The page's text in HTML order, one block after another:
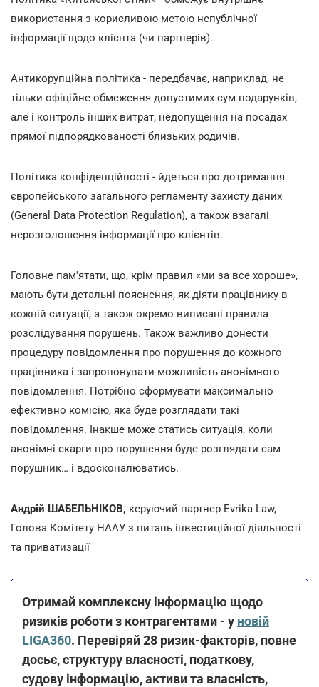
використання з корисливою метою непублічної
інформації щодо клієнта (чи партнерів).
Антикорупційна політика - передбачає, наприклад, не
тільки офіційне обмеження допустимих сум подарунків,
але і контроль інших витрат, недопущення на посадах
прямої підпорядкованості близьких родичів.
Політика конфіденційності - йдеться про дотримання
європейського загального регламенту захисту даних
(General Data Protection Regulation), а також взагалі
нерозголошення інформації про клієнтів.
Головне пам'ятати, що, крім правил «ми за все хороше»,
мають бути детальні пояснення, як діяти працівнику в
кожній ситуації, а також окремо виписані правила
розслідування порушень. Також важливо донести
процедуру повідомлення про порушення до кожного
працівника і запропонувати можливість анонімного
повідомлення. Потрібно сформувати максимально
ефективно комісію, яка буде розглядати такі
повідомлення. Інакше може статись ситуація, коли
анонімні скарги про порушення буде розглядати сам
порушник… і вдосконалюватись.
Андрій ШАБЕЛЬНІКОВ, керуючий партнер Evrika Law,
Голова Комітету НААУ з питань інвестиційної діяльності
та приватизації
Отримай комплексну інформацію щодо
ризиків роботи з контрагентами - у новій
LIGA360. Перевіряй 28 ризик-факторів, повне
досьє, структуру власності, податкову,
судову інформацію, активи та власність,